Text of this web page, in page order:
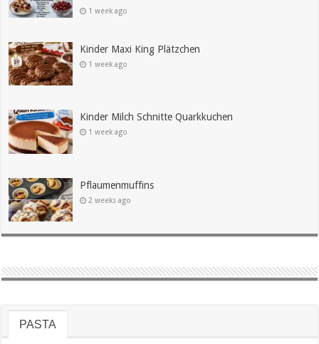
1 week ago
Kinder Maxi King Plätzchen
1 week ago
Kinder Milch Schnitte Quarkkuchen
1 week ago
Pflaumenmuffins
2 weeks ago
PASTA